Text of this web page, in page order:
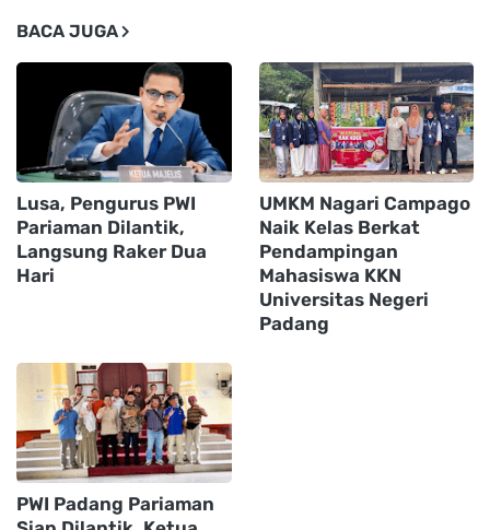
BACA JUGA
Lusa, Pengurus PWI
Pariaman Dilantik,
Langsung Raker Dua
Hari
UMKM Nagari Campago
Naik Kelas Berkat
Pendampingan
Mahasiswa KKN
Universitas Negeri
Padang
PWI Padang Pariaman